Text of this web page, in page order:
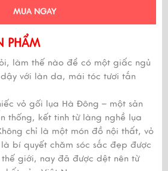
MUA NGAY
PHẨM
làm thế nào để có một giấc ngủ
với làn da, mái tóc tươi tắn
vỏ gối lụa Hà Đông – một sản
thống, kết tinh từ làng nghề lụa
chỉ là một món đồ nội thất, vỏ
bí quyết chăm sóc sắc đẹp được
giới, nay đã được dệt nên từ